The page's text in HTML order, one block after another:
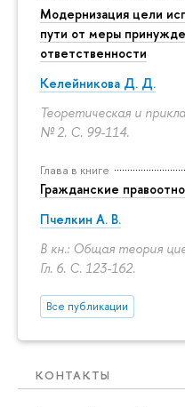
Модернизация цели
пути от меры
ответственности
Келейникова Д. Д.
Теоретическая и
№ 2. С. 99-114.
Глава в книге
Гражданские
Пчелкин А. В.
В кн.: Общая теория
Гл. 6. С. 123-162.
Все публикации
КОНТАКТЫ